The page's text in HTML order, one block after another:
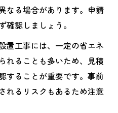
なる場合があります。申請
認しましょう。
置工事には、一定の省エネ
れることも多いため、見積
することが重要です。事前
れるリスクもあるため注意